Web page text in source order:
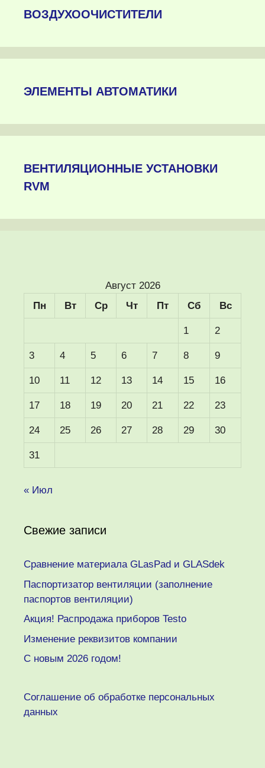
ВОЗДУХООЧИСТИТЕЛИ
ЭЛЕМЕНТЫ АВТОМАТИКИ
ВЕНТИЛЯЦИОННЫЕ УСТАНОВКИ
RVM
Август 2026
Пн
Вт Ср Чт Пт Сб Вс
1 2
3 4 5 6 7 8 9
10 11 12 13 14 15 16
17 18 19 20 21 22 23
24 25 26 27 28 29 30
31
« Июл
Свежие записи
Сравнение материала GLasPad и GLASdek
Паспортизатор вентиляции (заполнение
паспортов вентиляции)
Акция! Распродажа приборов Testo
Изменение реквизитов компании
C новым 2026 годом!
Соглашение об обработке персональных
данных